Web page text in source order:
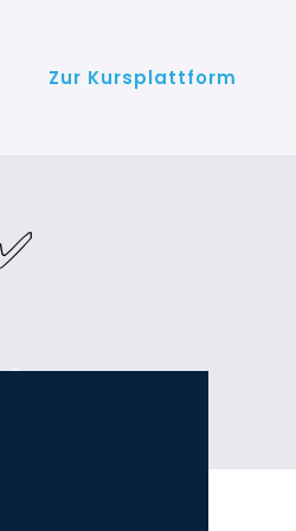
Zur Kursplattform